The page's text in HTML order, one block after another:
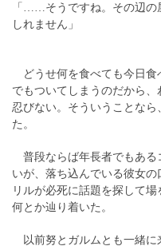
「……そうですね。その辺の
しれません」
どうせ何を食べても今日食
でもついてしまうのだから
忍びない。そういうことな
た。
普段ならば年長者でもある
いが、落ち込んでいる彼女
リルが必死に話題を探して
何とか辿り着いた。
以前努とガルムとも一緒に